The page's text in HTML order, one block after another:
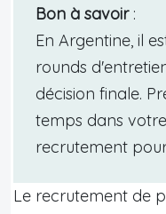
Bon à savoir:
En Argentine, il
rounds
décision finale.
temps dans
recrutement
Le recrutement de